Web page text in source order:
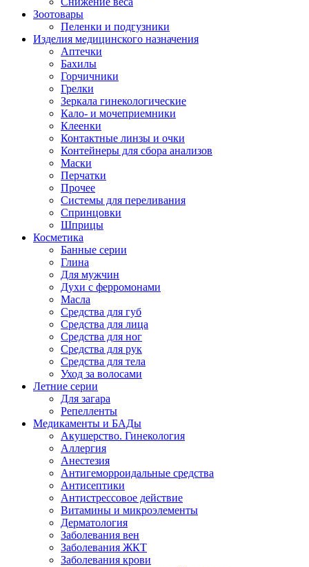
Зоотовары
Пеленки и подгузники
Изделия медицинского назначения
Аптечки
Бахилы
Горчичники
Грелки
Зеркала гинекологические
Кало- и мочеприемники
Клеенки
Контактные линзы и очки
Контейнеры для сбора анализов
Маски
Перчатки
Прочее
Системы для переливания
Спринцовки
Шприцы
Косметика
Банные серии
Глина
Для мужчин
Духи с ферромонами
Масла
Средства для губ
Средства для лица
Средства для ног
Средства для рук
Средства для тела
Уход за волосами
Летние серии
Для загара
Репелленты
Медикаменты и БАДы
Акушерство. Гинекология
Аллергия
Анестезия
Антигеморроидальные средства
Антисептики
Антистрессовое действие
Витамины и микроэлементы
Дерматология
Заболевания вен
Заболевания ЖКТ
Заболевания крови